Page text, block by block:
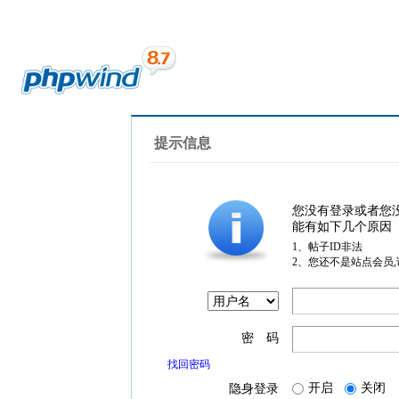
提示信息
您没有登录或者您
能有如下几个原因
1、帖子ID非法
2、您还不是站点会员
密 码
找回密码
隐身登录 开启 关闭